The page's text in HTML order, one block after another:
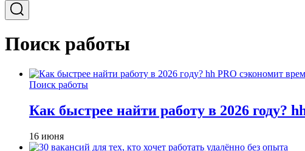
Поиск работы
Поиск работы
Как быстрее найти работу в 2026 году?
16 июня